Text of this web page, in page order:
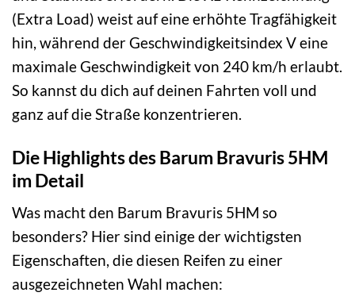
(Extra Load) weist auf eine erhöhte Tragfähigkeit
hin, während der Geschwindigkeitsindex V eine
maximale Geschwindigkeit von 240 km/h erlaubt.
So kannst du dich auf deinen Fahrten voll und
ganz auf die Straße konzentrieren.
Die Highlights des Barum Bravuris 5HM
im Detail
Was macht den Barum Bravuris 5HM so
besonders? Hier sind einige der wichtigsten
Eigenschaften, die diesen Reifen zu einer
ausgezeichneten Wahl machen: